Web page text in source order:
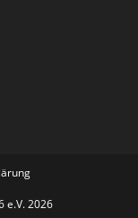
e.V. 2026